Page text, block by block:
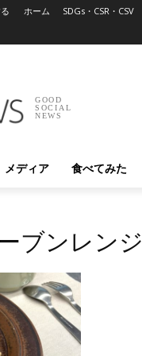
ホーム SDGs・CSR・CSV
GOOD
SOCIAL
NEWS
メディア 食べてみた
ブンレンジ